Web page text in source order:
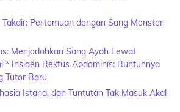
Pertemuan dengan Sang Monster
Menjodohkan Sang Ayah Lewat
* Insiden Rektus Abdominis: Runtuhnya
Tutor Baru
Istana, dan Tuntutan Tak Masuk Akal